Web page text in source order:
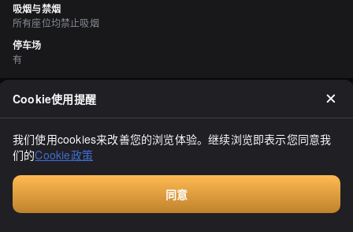
吸烟与禁烟
所有座位均禁止吸烟
停车场
有
评价（5）
3.10
不久前，因为给亲爱的客户带来了一些麻烦，所以我去送了一份糖果
单身客户。店员非常友好！我立刻送去了礼盒，办公室的同事们都开
心地分享了。美味啊，樱花饼和3种不同口味的法式面包圈，蜜糖涂
Cookie使用提醒
我们使用cookies来改善您的浏览体验。继续浏览即表示您同意我
们的Cookie政策
同意